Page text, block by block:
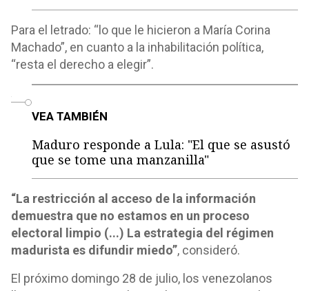
Para el letrado: “lo que le hicieron a María Corina
Machado”, en cuanto a la inhabilitación política,
“resta el derecho a elegir”.
VEA TAMBIÉN
Maduro responde a Lula: "El que se asustó
que se tome una manzanilla"
“La restricción al acceso de la información
demuestra que no estamos en un proceso
electoral limpio (...) La estrategia del régimen
madurista es difundir miedo”, consideró.
El próximo domingo 28 de julio, los venezolanos